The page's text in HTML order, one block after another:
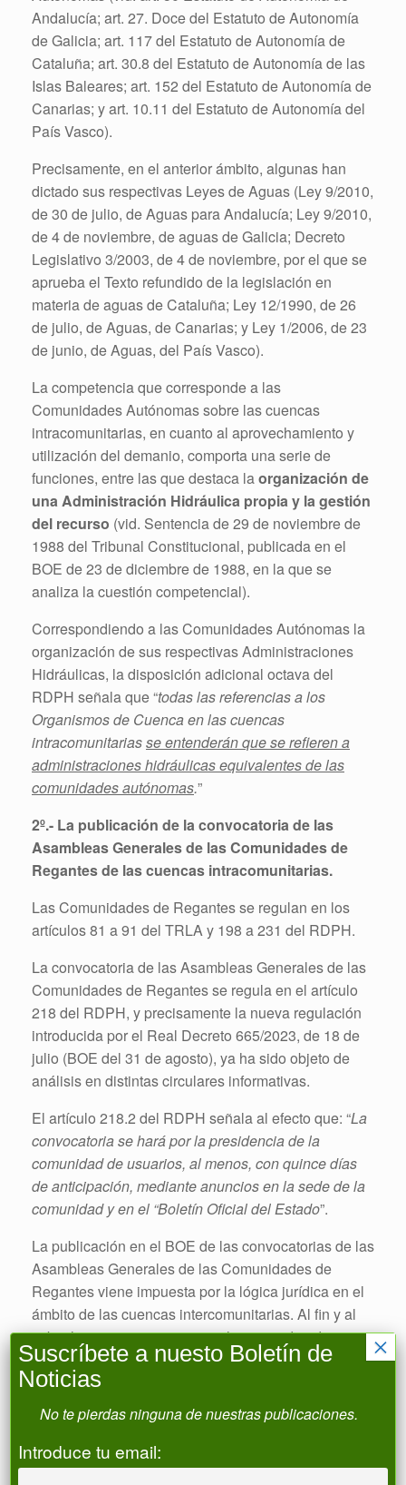
Andalucía; art. 27. Doce del Estatuto de Autonomía
de Galicia; art. 117 del Estatuto de Autonomía de
Cataluña; art. 30.8 del Estatuto de Autonomía de las
Islas Baleares; art. 152 del Estatuto de Autonomía de
Canarias; y art. 10.11 del Estatuto de Autonomía del
País Vasco).
Precisamente, en el anterior ámbito, algunas han
dictado sus respectivas Leyes de Aguas (Ley 9/2010,
de 30 de julio, de Aguas para Andalucía; Ley 9/2010,
de 4 de noviembre, de aguas de Galicia; Decreto
Legislativo 3/2003, de 4 de noviembre, por el que se
aprueba el Texto refundido de la legislación en
materia de aguas de Cataluña; Ley 12/1990, de 26
de julio, de Aguas, de Canarias; y Ley 1/2006, de 23
de junio, de Aguas, del País Vasco).
La competencia que corresponde a las
Comunidades Autónomas sobre las cuencas
intracomunitarias, en cuanto al aprovechamiento y
utilización del demanio, comporta una serie de
funciones, entre las que destaca laorganización de
una Administración Hidráulica propia y la gestión
del recurso (vid. Sentencia de 29 de noviembre de
1988 del Tribunal Constitucional, publicada en el
BOE de 23 de diciembre de 1988, en la que se
analiza la cuestión competencial).
Correspondiendo a las Comunidades Autónomas la
organización de sus respectivas Administraciones
Hidráulicas, la disposición adicional octava del
RDPH señala que “todas las referencias a los
Organismos de Cuenca en las cuencas
intracomunitariasse entenderán que se refieren a
administraciones hidráulicas equivalentes de las
comunidades autónomas.”
2º.- La publicación de la convocatoria de las
Asambleas Generales de las Comunidades de
Regantes de las cuencas intracomunitarias.
Las Comunidades de Regantes se regulan en los
artículos 81 a 91 del TRLA y 198 a 231 del RDPH.
La convocatoria de las Asambleas Generales de las
Comunidades de Regantes se regula en el artículo
218 del RDPH, y precisamente la nueva regulación
introducida por el Real Decreto 665/2023, de 18 de
julio (BOE del 31 de agosto), ya ha sido objeto de
análisis en distintas circulares informativas.
El artículo 218.2 del RDPH señala al efecto que: “La
convocatoria se hará por la presidencia de la
comunidad de usuarios, al menos, con quince días
de anticipación, mediante anuncios en la sede de la
comunidad y en el “Boletín Oficial del Estado”.
La publicación en el BOE de las convocatorias de las
Asambleas Generales de las Comunidades de
Regantes viene impuesta por la lógica jurídica en el
ámbito de las cuencas intercomunitarias. Al fin y al
cabo, los recursos concesionales proceden de aguas
que discurren por más de una Comunidad
Autónoma, y los Organismos de Cuenca a los que se
encuentran adscritas, que controlan la legalidad de
sus actos y ostentan las competencias
correspondientes, son Organismos Autónomos
Estatales (Confederaciones Hidrográficas).
Suscríbete a nuesto Boletín de
Noticias
No te pierdas ninguna de nuestras publicaciones.
Introduce tu email:
×